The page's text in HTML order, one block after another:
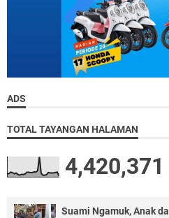
ADS
TOTAL TAYANGAN HALAMAN
4,420,371
Suami Ngamuk, Anak